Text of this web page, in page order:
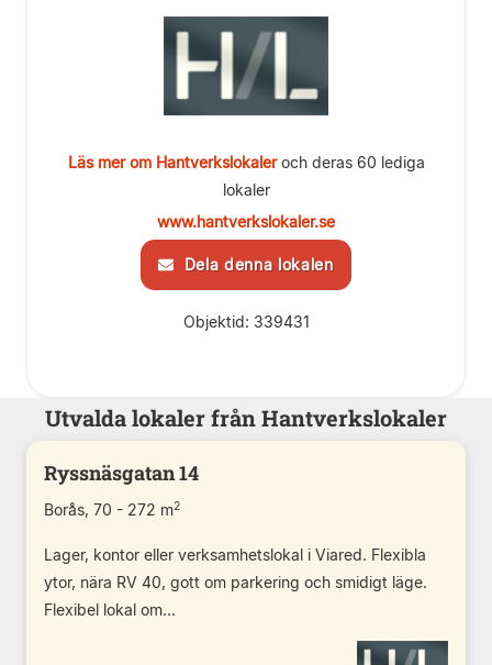
Läs mer om Hantverkslokaleroch deras 60 lediga
lokaler
www.hantverkslokaler.se
Dela denna lokalen
Objektid: 339431
Utvalda lokaler från Hantverkslokaler
Ryssnäsgatan 14
Borås, 70 - 272 m2
Lager, kontor eller verksamhetslokal i Viared. Flexibla
ytor, nära RV 40, gott om parkering och smidigt läge.
Flexibel lokal om...